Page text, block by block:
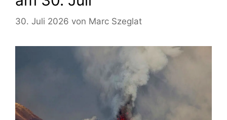
30. Juli 2026 von Marc Szeglat